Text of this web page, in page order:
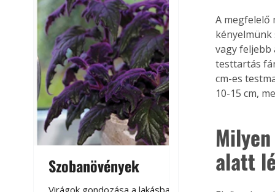
Szobanövények
Virágoskert:
teraszon,
A megfelelő
vagy feljebb
testtartás
cm-es
10-15 cm,
alatt